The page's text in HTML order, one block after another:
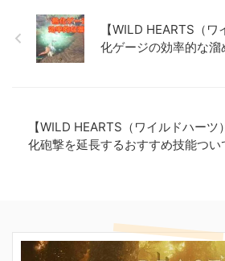
【WILD HEARTS（
化ゲージの効率的な溜
【WILD HEARTS（ワイルドハーツ
化砲撃を延長するおすすめ技能つい